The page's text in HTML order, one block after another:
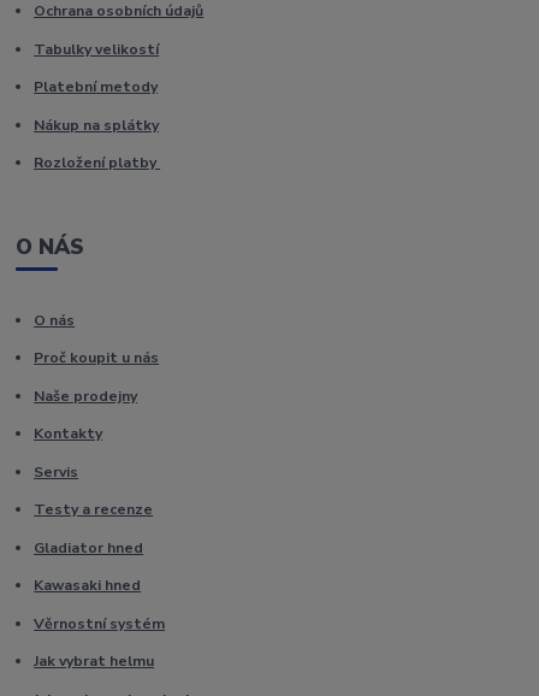
Ochrana osobních údajů
Tabulky velikostí
Platební metody
Nákup na splátky
Rozložení platby
O NÁS
O nás
Proč koupit u nás
Naše prodejny
Kontakty
Servis
Testy a recenze
Gladiator hned
Kawasaki hned
Věrnostní systém
Jak vybrat helmu